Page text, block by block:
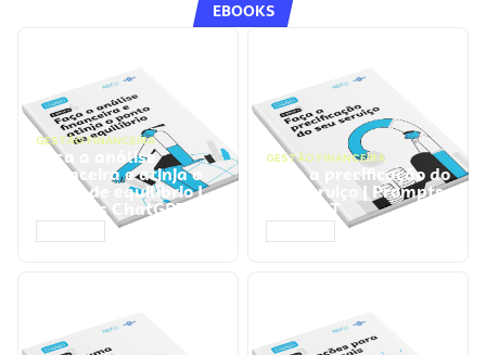
EBOOKS
GESTÃO FINANCEIRA
Faça a análise
financeira e atinja o
ponto de equilíbrio |
Prompts ChatGPT
GESTÃO FINANCEIRA
Faça a precificação do
seu serviço | Prompts
ChatGPT